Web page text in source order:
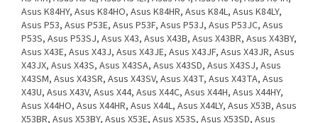
Asus K84HY, Asus K84HO, Asus K84HR, Asus K84L, Asus K84LY,
Asus P53, Asus P53E, Asus P53F, Asus P53J, Asus P53JC, Asus
P53S, Asus P53SJ, Asus X43, Asus X43B, Asus X43BR, Asus X43BY,
Asus X43E, Asus X43J, Asus X43JE, Asus X43JF, Asus X43JR, Asus
X43JX, Asus X43S, Asus X43SA, Asus X43SD, Asus X43SJ, Asus
X43SM, Asus X43SR, Asus X43SV, Asus X43T, Asus X43TA, Asus
X43U, Asus X43V, Asus X44, Asus X44C, Asus X44H, Asus X44HY,
Asus X44HO, Asus X44HR, Asus X44L, Asus X44LY, Asus X53B, Asus
X53BR, Asus X53BY, Asus X53E, Asus X53S, Asus X53SD, Asus